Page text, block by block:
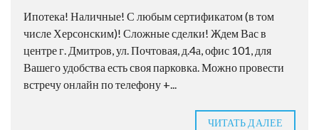
Ипотека! Наличные! С любым сертификатом (в том
числе Херсонским)! Сложные сделки! Ждем Вас в
центре г. Дмитров, ул. Почтовая, д.4а, офис 101, для
Вашего удобства есть своя парковка. Можно провести
встречу онлайн по телефону +...
ЧИТАТЬ ДАЛЕЕ